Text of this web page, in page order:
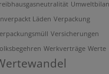
Läden Verpackung
Versicherungen
Werkverträge Werte